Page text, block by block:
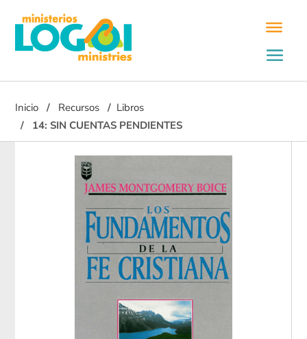
Inicio Recursos
Libros
14: SIN CUENTAS PENDIENTES